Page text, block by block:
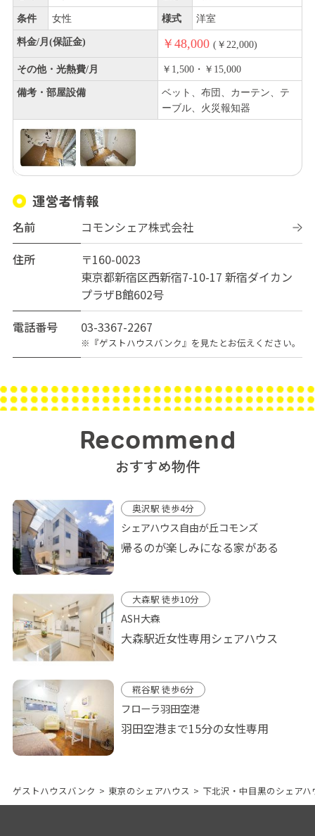
条件 女性 様式 洋室
料金/月(保証金) ￥48,000 (￥22,000)
その他・光熱費/月 ￥1,500・￥15,000
備考・部屋設備
ベット、布団、カーテン、テ
ーブル、火災報知器
運営者情報
名前
コモンシェア株式会社
住所
〒160-0023
東京都新宿区西新宿7-10-17 新宿ダイカン
プラザB館602号
電話番号
03-3367-2267
※『ゲストハウスバンク』を見たとお伝えください。
Recommend
おすすめ物件
奥沢駅 徒歩4分
シェアハウス自由が丘コモンズ
帰るのが楽しみになる家がある
大森駅 徒歩10分
ASH大森
大森駅近女性専用シェアハウス
糀谷駅 徒歩6分
フローラ羽田空港
羽田空港まで15分の女性専用
ゲストハウスバンク > 東京のシェアハウス > 下北沢・中目黒のシェアハ